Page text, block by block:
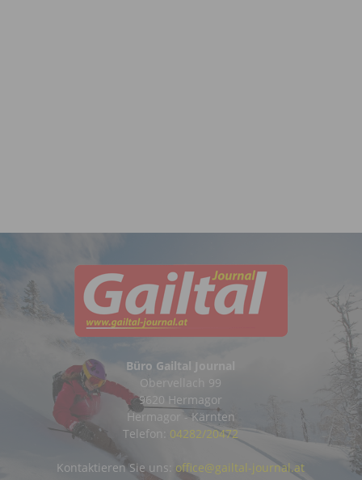
Büro Gailtal Journal
Obervellach 99
9620 Hermagor
Hermagor - Kärnten
Telefon: 04282/20472
Kontaktieren Sie uns: office@gailtal-journal.at